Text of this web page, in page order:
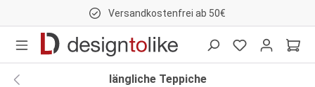
Versandkostenfrei ab 50€
längliche Teppiche